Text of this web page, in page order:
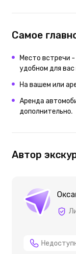
Самое
Место встречи
удобном для
На вашем или
Аренда
дополнительно.
Автор